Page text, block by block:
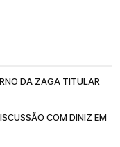
DA ZAGA TITULAR
COM DINIZ EM